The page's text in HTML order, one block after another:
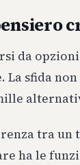
da
La sfida
tra un
ha le